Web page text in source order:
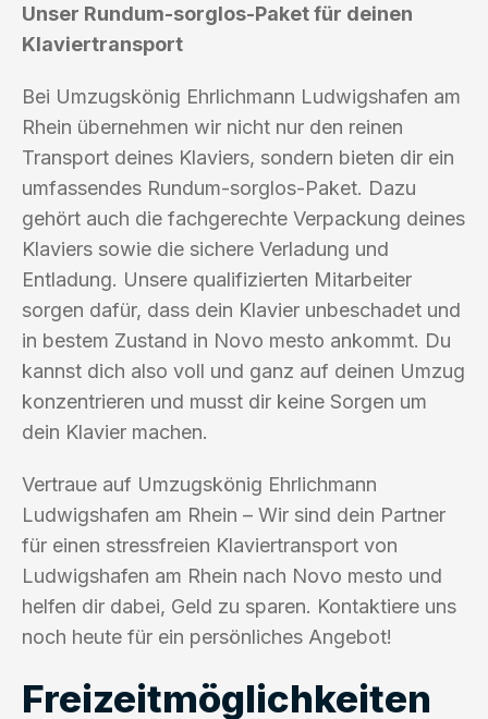
Unser Rundum-sorglos-Paket für deinen
Klaviertransport
Bei Umzugskönig Ehrlichmann Ludwigshafen am
Rhein übernehmen wir nicht nur den reinen
Transport deines Klaviers, sondern bieten dir ein
umfassendes Rundum-sorglos-Paket. Dazu
gehört auch die fachgerechte Verpackung deines
Klaviers sowie die sichere Verladung und
Entladung. Unsere qualifizierten Mitarbeiter
sorgen dafür, dass dein Klavier unbeschadet und
in bestem Zustand in Novo mesto ankommt. Du
kannst dich also voll und ganz auf deinen Umzug
konzentrieren und musst dir keine Sorgen um
dein Klavier machen.
Vertraue auf Umzugskönig Ehrlichmann
Ludwigshafen am Rhein – Wir sind dein Partner
für einen stressfreien Klaviertransport von
Ludwigshafen am Rhein nach Novo mesto und
helfen dir dabei, Geld zu sparen. Kontaktiere uns
noch heute für ein persönliches Angebot!
Freizeitmöglichkeiten